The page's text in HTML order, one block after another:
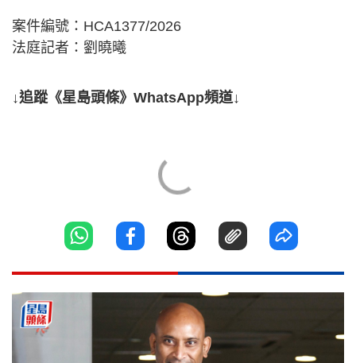
案件編號：HCA1377/2026
法庭記者：劉曉曦
↓追蹤《星島頭條》WhatsApp頻道↓